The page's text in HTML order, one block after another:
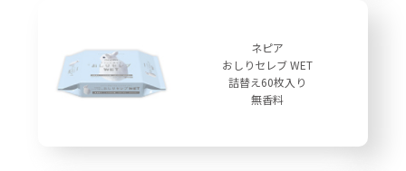
ネピア
おしりセレブ WET
詰替え60枚入り
無香料